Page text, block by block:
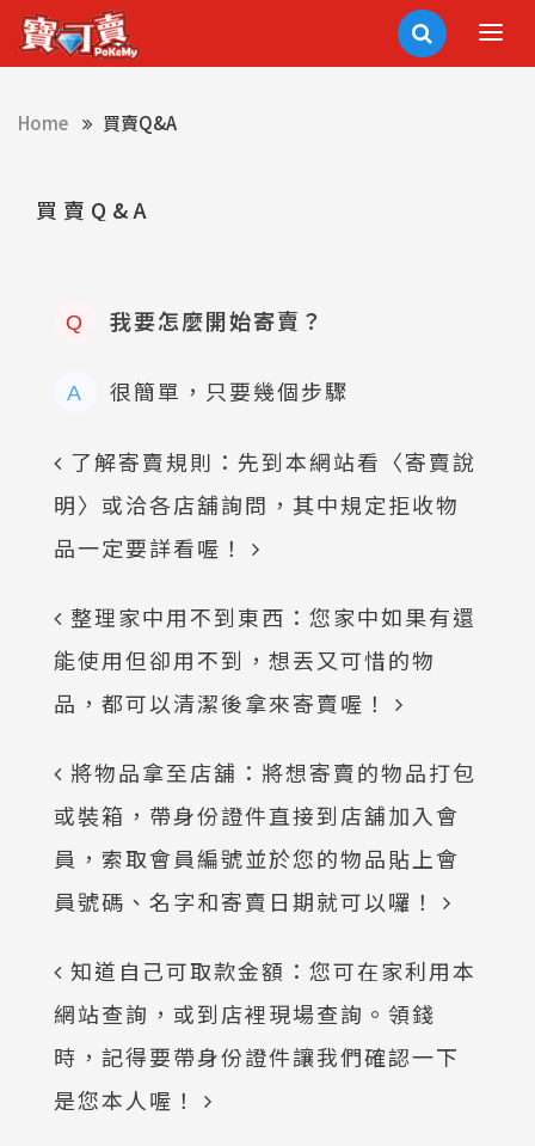
Home 買賣Q&A
買賣Q&A
Q 我要怎麼開始寄賣？
A 很簡單，只要幾個步驟
了解寄賣規則：先到本網站看〈寄賣說
明〉或洽各店舖詢問，其中規定拒收物
品一定要詳看喔！
整理家中用不到東西：您家中如果有還
能使用但卻用不到，想丟又可惜的物
品，都可以清潔後拿來寄賣喔！
將物品拿至店舖：將想寄賣的物品打包
或裝箱，帶身份證件直接到店舖加入會
員，索取會員編號並於您的物品貼上會
員號碼、名字和寄賣日期就可以囉！
知道自己可取款金額：您可在家利用本
網站查詢，或到店裡現場查詢。領錢
時，記得要帶身份證件讓我們確認一下
是您本人喔！